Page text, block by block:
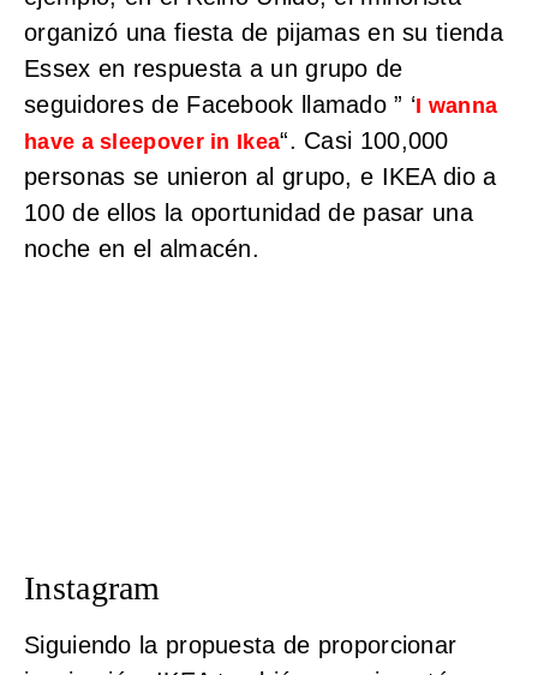
organizó una fiesta de pijamas en su tienda
Essex en respuesta a un grupo de
seguidores de Facebook llamado ” ‘I wanna
have a sleepover in Ikea“. Casi 100,000
personas se unieron al grupo, e IKEA dio a
100 de ellos la oportunidad de pasar una
noche en el almacén.
Instagram
Siguiendo la propuesta de proporcionar